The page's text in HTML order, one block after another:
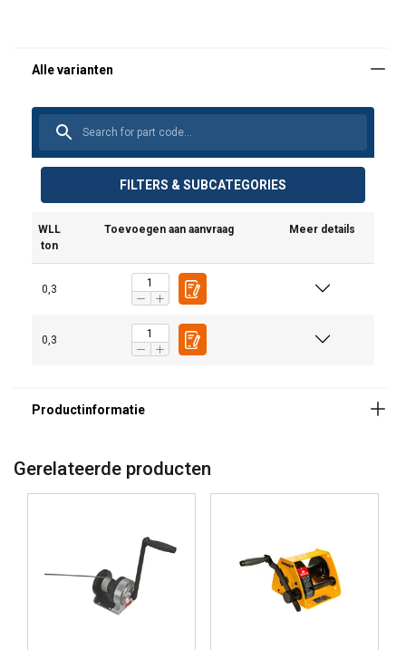
FILTERS & SUBCATEGORIES
WLL
ton
Toevoegen aan aanvraag Meer details
0,3
0,3
Toepassing & functionaliteit
Hijsen en zakken van decor en gordijnen
Vaste hijsinstallaties in theaters, studio’s en
Belangrijkste productkenmerken
Speciaal voor theater en podiumtechniek
Gerelateerde producten